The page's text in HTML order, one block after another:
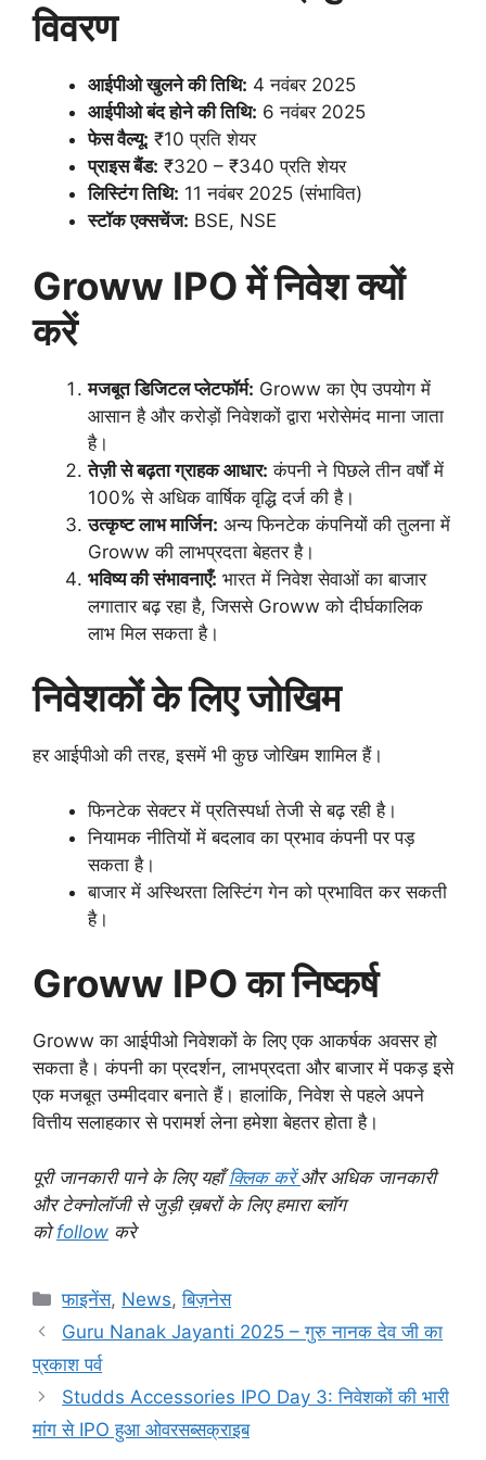
विवरण
आईपीओ खुलने की तिथि: 4 नवंबर 2025
आईपीओ बंद होने की तिथि: 6 नवंबर 2025
फेस वैल्यू: ₹10 प्रति शेयर
प्राइस बैंड: ₹320 – ₹340 प्रति शेयर
लिस्टिंग तिथि: 11 नवंबर 2025 (संभावित)
स्टॉक एक्सचेंज: BSE, NSE
Groww IPO में निवेश क्यों
करें
मजबूत डिजिटल प्लेटफॉर्म: Groww का ऐप उपयोग में
आसान है और करोड़ों निवेशकों द्वारा भरोसेमंद माना जाता
है।
तेज़ी से बढ़ता ग्राहक आधार: कंपनी ने पिछले तीन वर्षों में
100% से अधिक वार्षिक वृद्धि दर्ज की है।
उत्कृष्ट लाभ मार्जिन: अन्य फिनटेक कंपनियों की तुलना में
Groww की लाभप्रदता बेहतर है।
भविष्य की संभावनाएँ: भारत में निवेश सेवाओं का बाजार
लगातार बढ़ रहा है, जिससे Groww को दीर्घकालिक
लाभ मिल सकता है।
निवेशकों के लिए जोखिम
हर आईपीओ की तरह, इसमें भी कुछ जोखिम शामिल हैं।
फिनटेक सेक्टर में प्रतिस्पर्धा तेजी से बढ़ रही है।
नियामक नीतियों में बदलाव का प्रभाव कंपनी पर पड़
सकता है।
बाजार में अस्थिरता लिस्टिंग गेन को प्रभावित कर सकती
है।
Groww IPO का निष्कर्ष
Groww का आईपीओ निवेशकों के लिए एक आकर्षक अवसर हो
सकता है। कंपनी का प्रदर्शन, लाभप्रदता और बाजार में पकड़ इसे
एक मजबूत उम्मीदवार बनाते हैं। हालांकि, निवेश से पहले अपने
वित्तीय सलाहकार से परामर्श लेना हमेशा बेहतर होता है।
पूरी जानकारी पाने के लिए यहाँक्लिक करेंऔर अधिक जानकारी
और टेक्नोलॉजी से जुड़ी ख़बरों के लिए हमारा ब्लॉग
कोfollow करे
C
a
e
g
o
फाइनेंस, News,बिज़नेस
Guru Nanak Jayanti 2025 – गुरु नानक देव जी का
प्रकाश पर्व
Studds Accessories IPO Day 3: निवेशकों की भारी
मांग से IPO हुआ ओवरसब्सक्राइब